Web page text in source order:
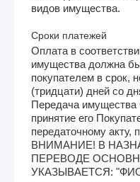
видов имущества.
Сроки платежей
Оплата в
имущества должна
покупателем в срок,
(тридцати) дней со
Передача
принятие его
передаточному акту,
ВНИМАНИЕ! В
ПЕРЕВОДЕ
УКАЗЫВАЕТСЯ: